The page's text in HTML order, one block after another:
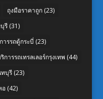
ถุงมือราคาถูก(23)
รี(31)
ารรถตู้กระบี่ (23)
การรถเทรลเลอร์กรุงเทพ (44)
บุรี(23)
อ(42)